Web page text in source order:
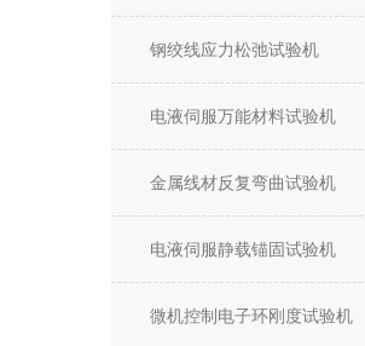
钢绞线应力松弛试验机
电液伺服万能材料试验机
金属线材反复弯曲试验机
电液伺服静载锚固试验机
微机控制电子环刚度试验机